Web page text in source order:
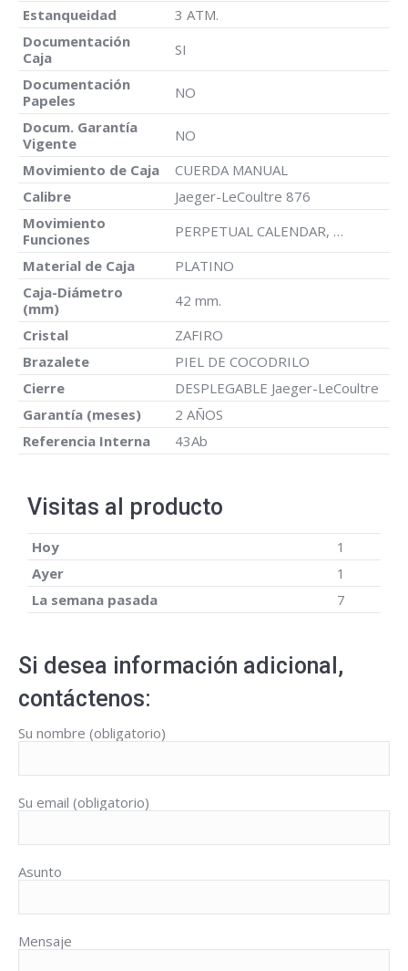
Estanqueidad
3 ATM.
Documentación
Caja
SI
Documentación
Papeles
NO
Docum. Garantía
Vigente
NO
Movimiento de Caja
CUERDA MANUAL
Calibre
Jaeger-LeCoultre 876
Movimiento
Funciones
PERPETUAL CALENDAR, …
Material de Caja
PLATINO
Caja-Diámetro
(mm)
42 mm.
Cristal
ZAFIRO
Brazalete
PIEL DE COCODRILO
Cierre
DESPLEGABLE Jaeger-LeCoultre
Garantía (meses)
2 AÑOS
Referencia Interna
43Ab
Visitas al producto
Hoy
1
Ayer
1
La semana pasada
7
Si desea información adicional,
contáctenos:
Su nombre (obligatorio)
Su email (obligatorio)
Asunto
Mensaje